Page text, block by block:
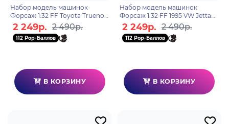
Набор модель машинок
Форсаж 1:32 FF Toyota Trueno
HKS 1993 Mazda RX7 35690
2 249р. 2 490р.
112 Pop-Баллов
В КОРЗИНУ
Набор модель машинок
Форсаж 1:32 FF 1995 VW Jetta
Honda S2000 35389
2 249р. 2 490р.
112 Pop-Баллов
В КОРЗИНУ